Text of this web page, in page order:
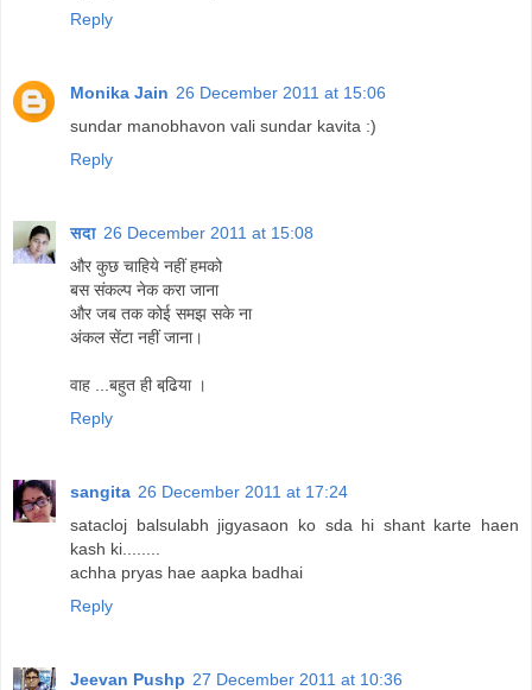
Reply
Monika Jain 26 December 2011 at 15:06
sundar manobhavon vali sundar kavita :)
Reply
सदा 26 December 2011 at 15:08
और कुछ चाहिये नहीं हमको
बस संकल्प नेक करा जाना
और जब तक कोई समझ सके ना
अंकल सेंटा नहीं जाना।
वाह ...बहुत ही बढि़या ।
Reply
sangita 26 December 2011 at 17:24
satacloj balsulabh jigyasaon ko sda hi shant karte haen
kash ki........
achha pryas hae aapka badhai
Reply
Jeevan Pushp 27 December 2011 at 10:36